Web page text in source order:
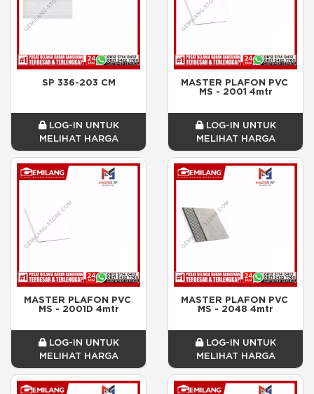
SP 336-203 CM
LOG-IN UNTUK
MELIHAT HARGA
MASTER PLAFON PVC
MS - 2001 4mtr
LOG-IN UNTUK
MELIHAT HARGA
MASTER PLAFON PVC
MS - 2001D 4mtr
LOG-IN UNTUK
MELIHAT HARGA
MASTER PLAFON PVC
MS - 2048 4mtr
LOG-IN UNTUK
MELIHAT HARGA